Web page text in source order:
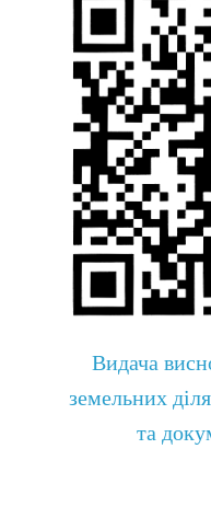
Видача
земельних
та